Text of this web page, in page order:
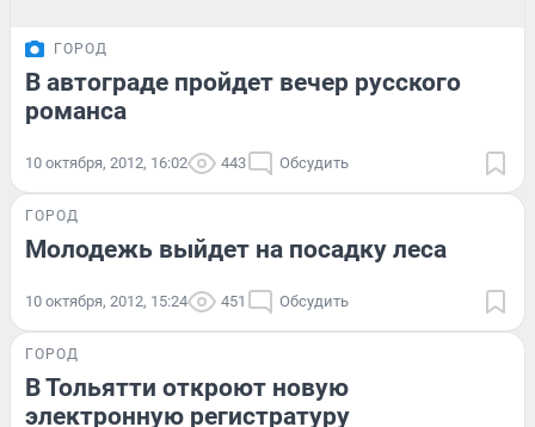
ГОРОД
В автограде пройдет вечер русского
романса
10 октября, 2012, 16:02 443 Обсудить
ГОРОД
Молодежь выйдет на посадку леса
10 октября, 2012, 15:24 451 Обсудить
ГОРОД
В Тольятти откроют новую
электронную регистратуру